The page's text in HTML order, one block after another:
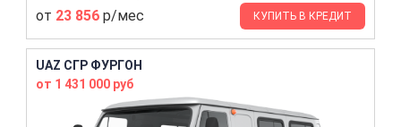
от 23 856 р/мес КУПИТЬ В КРЕДИТ
UAZ СГР ФУРГОН
от 1 431 000 руб